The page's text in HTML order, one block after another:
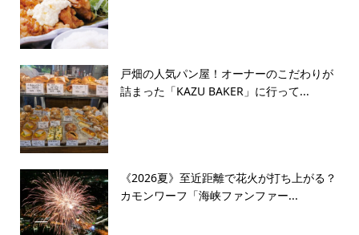
戸畑の人気パン屋！オーナーのこだわりが
詰まった「KAZU BAKER」に行って...
《2026夏》至近距離で花火が打ち上がる？
カモンワーフ「海峡ファンファー...